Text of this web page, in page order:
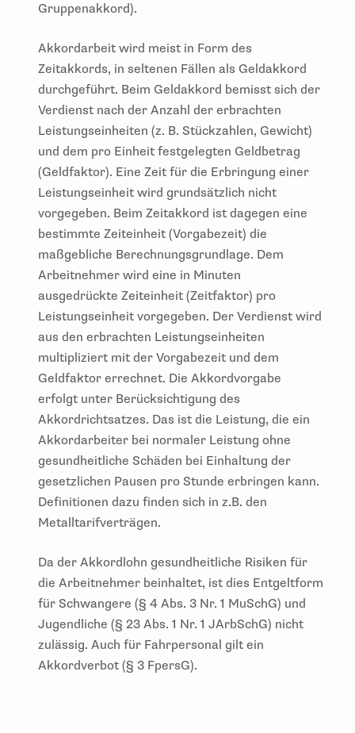
Gruppenakkord).
Akkordarbeit wird meist in Form des
Zeitakkords, in seltenen Fällen als Geldakkord
durchgeführt. Beim Geldakkord bemisst sich der
Verdienst nach der Anzahl der erbrachten
Leistungseinheiten (z. B. Stückzahlen, Gewicht)
und dem pro Einheit festgelegten Geldbetrag
(Geldfaktor). Eine Zeit für die Erbringung einer
Leistungseinheit wird grundsätzlich nicht
vorgegeben. Beim Zeitakkord ist dagegen eine
bestimmte Zeiteinheit (Vorgabezeit) die
maßgebliche Berechnungsgrundlage. Dem
Arbeitnehmer wird eine in Minuten
ausgedrückte Zeiteinheit (Zeitfaktor) pro
Leistungseinheit vorgegeben. Der Verdienst wird
aus den erbrachten Leistungseinheiten
multipliziert mit der Vorgabezeit und dem
Geldfaktor errechnet. Die Akkordvorgabe
erfolgt unter Berücksichtigung des
Akkordrichtsatzes. Das ist die Leistung, die ein
Akkordarbeiter bei normaler Leistung ohne
gesundheitliche Schäden bei Einhaltung der
gesetzlichen Pausen pro Stunde erbringen kann.
Definitionen dazu finden sich in z.B. den
Metalltarifverträgen.
Da der Akkordlohn gesundheitliche Risiken für
die Arbeitnehmer beinhaltet, ist dies Entgeltform
für Schwangere (§ 4 Abs. 3 Nr. 1 MuSchG) und
Jugendliche (§ 23 Abs. 1 Nr. 1 JArbSchG) nicht
zulässig. Auch für Fahrpersonal gilt ein
Akkordverbot (§ 3 FpersG).